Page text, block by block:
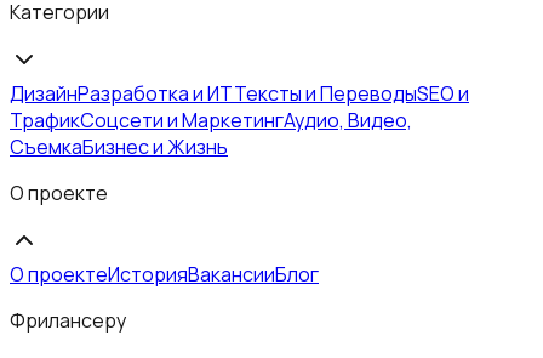
Категории
ДизайнРазработка и ИТТексты и ПереводыSEO и
ТрафикСоцсети и МаркетингАудио, Видео,
СъемкаБизнес и Жизнь
О проекте
О проектеИсторияВакансииБлог
Фрилансеру